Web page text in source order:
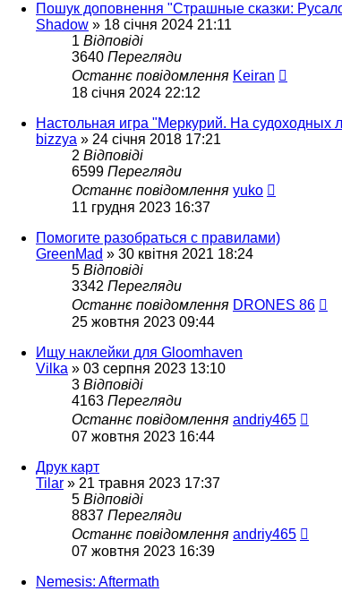
Пошук доповнення "Страшные сказки:
Shadow » 18 січня 2024 21:11
1 Відповіді
3640 Перегляди
Останнє повідомлення Keiran
18 січня 2024 22:12
Настольная игра "Меркурий. На судоходных
bizzya » 24 січня 2018 17:21
2 Відповіді
6599 Перегляди
Останнє повідомлення yuko
11 грудня 2023 16:37
Помогите разобраться с правилами)
GreenMad » 30 квітня 2021 18:24
5 Відповіді
3342 Перегляди
Останнє повідомлення DRONES 86
25 жовтня 2023 09:44
Ищу наклейки для Gloomhaven
Vilka » 03 серпня 2023 13:10
3 Відповіді
4163 Перегляди
Останнє повідомлення andriy465
07 жовтня 2023 16:44
Друк карт
Tilar » 21 травня 2023 17:37
5 Відповіді
8837 Перегляди
Останнє повідомлення andriy465
07 жовтня 2023 16:39
Nemesis: Aftermath